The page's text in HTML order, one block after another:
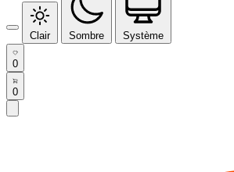
Clair Sombre Système
0
0